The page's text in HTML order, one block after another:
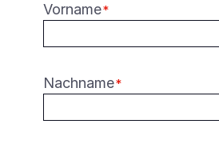
Vorname*
Nachname*